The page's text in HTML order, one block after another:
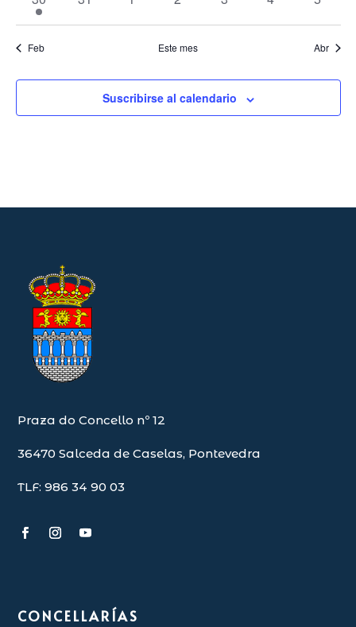
evento
Feb Este mes Abr
Suscribirse al calendario
Praza do Concello nº 12
36470 Salceda de Caselas, Pontevedra
TLF: 986 34 90 03
CONCELLARÍAS